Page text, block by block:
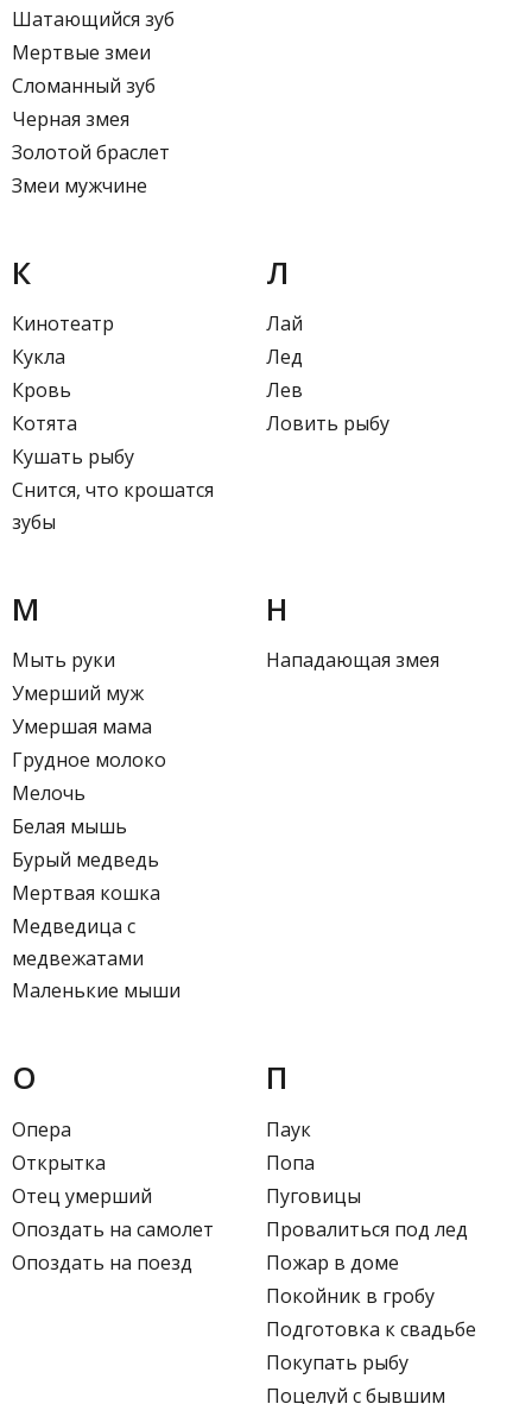
Шатающийся зуб
Мертвые змеи
Сломанный зуб
Черная змея
Золотой браслет
Змеи мужчине
К
Кинотеатр
Кукла
Кровь
Котята
Кушать рыбу
Снится, что крошатся
зубы
Л
Лай
Лед
Лев
Ловить рыбу
М
Мыть руки
Умерший муж
Умершая мама
Грудное молоко
Мелочь
Белая мышь
Бурый медведь
Мертвая кошка
Медведица с
медвежатами
Маленькие мыши
Н
Нападающая змея
О
Опера
Открытка
Отец умерший
Опоздать на самолет
Опоздать на поезд
П
Паук
Попа
Пуговицы
Провалиться под лед
Пожар в доме
Покойник в гробу
Подготовка к свадьбе
Покупать рыбу
Поцелуй с бывшим